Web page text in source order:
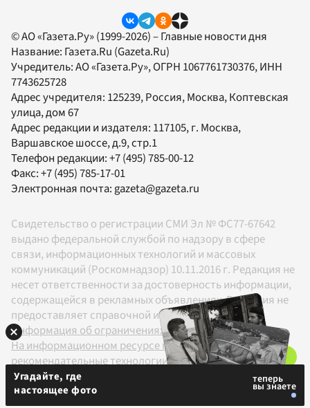
© АО «Газета.Ру» (1999-2026) – Главные новости дня
Название: Газета.Ru (Gazeta.Ru)
Учредитель:АО «Газета.Ру», ОГРН 1067761730376, ИНН
7743625728
Адрес учредителя: 125239, Россия, Москва, Коптевская
улица, дом 67
Адрес редакции и издателя: 117105, г. Москва,
Варшавское шоссе, д.9, стр.1
Телефон редакции:+7 (495) 785-00-12
Факс:+7 (495) 785-17-01
Электронная почта: gazeta@gazeta.ru
Свидетельство о регистрации СМИ Эл № ФС77-67642
выдано федеральной службой по надзору в сфере
связи, информационных технологий и массовых
коммуникаций (Роскомнадзор) 10.11.2016 г. Редакция не
несет ответственности за достоверность информации,
содержащейся в рекламных объявлениях. Редакция не
предоставляет справочной информации.
Информация об ограничениях
На информационном ресурсе применяются
рекомендательные технологии в соответствии с
Правилами
Угадайте, где
настоящее фото